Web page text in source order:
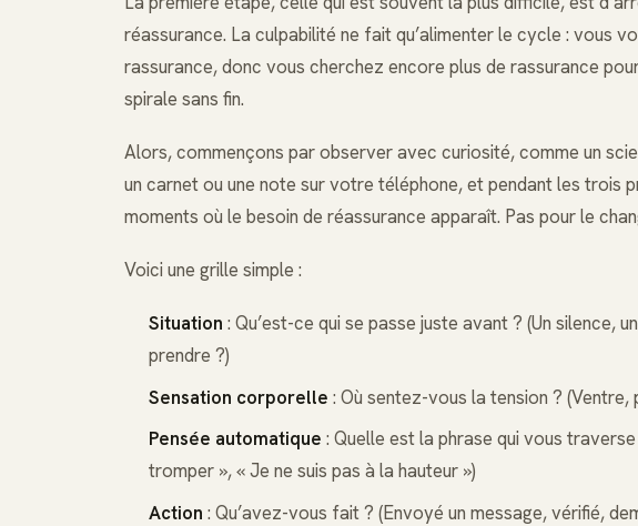
réassurance. La culpabilité ne fait qu’alimenter le cycle : vous
rassurance, donc vous cherchez encore plus de rassurance
spirale sans fin.
Alors, commençons par observer avec curiosité, comme un
un carnet ou une note sur votre téléphone, et pendant les trois
moments où le besoin de réassurance apparaît. Pas pour le
Voici une grille simple :
Situation : Qu’est-ce qui se passe juste avant ? (Un silence,
prendre ?)
Sensation corporelle : Où sentez-vous la tension ?
Pensée automatique : Quelle est la phrase qui vous
tromper », « Je ne suis pas à la hauteur »)
Action : Qu’avez-vous fait ? (Envoyé un message, vérifié,